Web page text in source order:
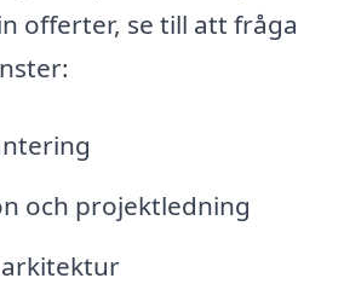
offerter, se till att fråga
och projektledning